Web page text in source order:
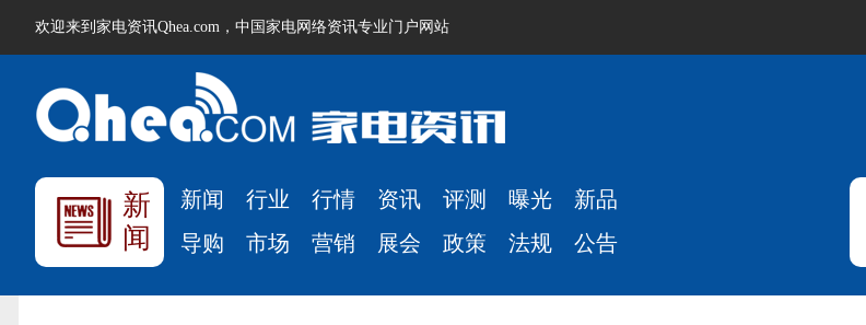
欢迎来到家电资讯Qhea.com，中国家电网络资讯专业门户网站
新
闻
新闻 行业 行情 资讯 评测 曝光
新品
导购
市场 营销 展会 政策 法规 公告